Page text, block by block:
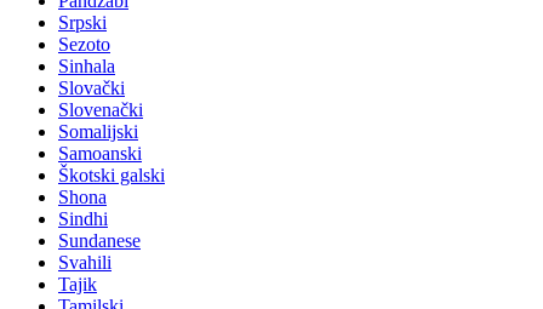
Srpski
Sezoto
Sinhala
Slovački
Slovenački
Somalijski
Samoanski
Škotski galski
Shona
Sindhi
Sundanese
Svahili
Tajik